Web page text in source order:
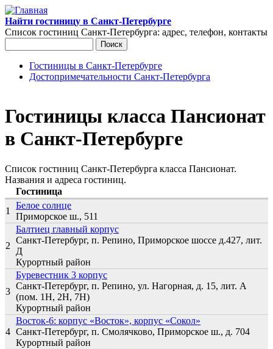
Перейти к основному содержанию
Найти гостиницу в Санкт-Петербурге
Список гостиниц Санкт-Петербурга: адрес, телефон, контакты
Главное меню
Гостиницы в Санкт-Петербурге
Достопримечательности Санкт-Петербурга
Гостиницы класса Пансионат
в Санкт-Петербурге
Список гостиниц Санкт-Петербурга класса Пансионат.
Названия и адреса гостиниц.
Гостиница
1
Белое солнце
Приморское ш., 511
2
Балтиец главный корпус
Санкт-Петербург, п. Репино, Приморское шоссе д.427, лит.
Д
Курортный район
3
Буревестник 3 корпус
Санкт-Петербург, п. Репино, ул. Нагорная, д. 15, лит. А
(пом. 1Н, 2Н, 7Н)
Курортный район
4
Восток-6: корпус «Восток», корпус «Сокол»
Санкт-Петербург, п. Смолячково, Приморское ш., д. 704
Курортный район